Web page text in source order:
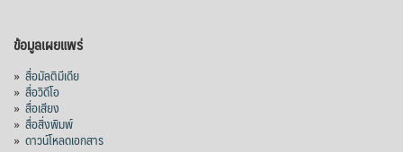
ข้อมูลเผยแพร่
» สื่อมัลติมีเดีย
» สื่อวิดีโอ
» สื่อเสียง
» สื่อสิ่งพิมพ์
» ดาวน์โหลดเอกสาร